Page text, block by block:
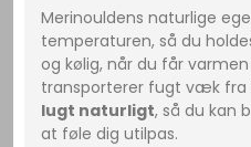
Merinouldens naturlige
temperaturen, så du
og kølig, når du får
transporterer fugt væk fra
lugt naturligt, så du kan
at føle dig utilpas.